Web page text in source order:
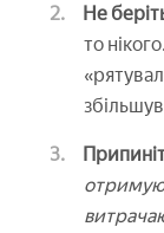
Не
то
отримую